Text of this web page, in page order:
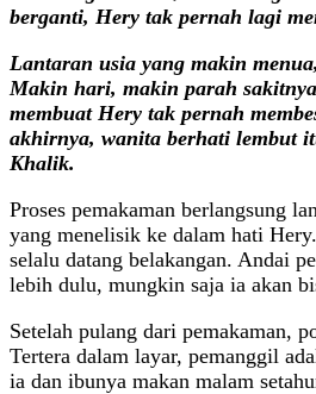
berganti, Hery tak pernah lagi
Lantaran usia yang makin
Makin hari, makin parah
membuat Hery tak pernah
akhirnya, wanita berhati lembut
Khalik.
Proses pemakaman berlangsung
yang menelisik ke dalam hati
selalu datang belakangan. Andai
lebih dulu, mungkin saja ia akan
Setelah pulang dari pemakaman,
Tertera dalam layar, pemanggil
ia dan ibunya makan malam